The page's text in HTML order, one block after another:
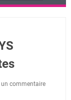
un commentaire